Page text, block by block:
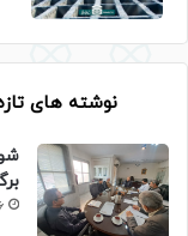
نوشته های